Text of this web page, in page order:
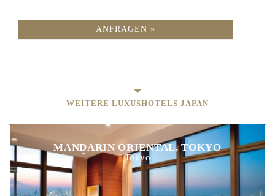
ANFRAGEN »
WEITERE LUXUSHOTELS JAPAN
MANDARIN ORIENTAL, TOKYO
Tokyo